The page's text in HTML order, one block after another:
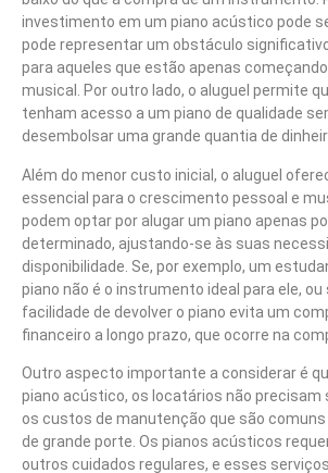
investimento em um piano acústico pode
pode representar um obstáculo
para aqueles que estão apenas
musical. Por outro lado, o aluguel permite
tenham acesso a um piano de qualidade
desembolsar uma grande quantia de
Além do menor custo inicial, o aluguel
essencial para o crescimento pessoal e
podem optar por alugar um piano apenas
determinado, ajustando-se às suas
disponibilidade. Se, por exemplo, um
piano não é o instrumento ideal para ele, ou
facilidade de devolver o piano evita um
financeiro a longo prazo, que ocorre na
Outro aspecto importante a considerar é
piano acústico, os locatários não precisam
os custos de manutenção que são
de grande porte. Os pianos acústicos
outros cuidados regulares, e esses